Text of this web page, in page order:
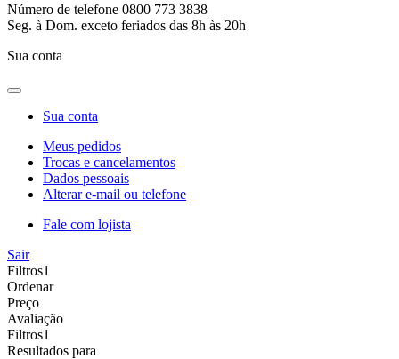
Número de telefone 0800 773 3838
Seg. à Dom. exceto feriados das 8h às 20h
Sua conta
Sua conta
Meus pedidos
Trocas e cancelamentos
Dados pessoais
Alterar e-mail ou telefone
Fale com lojista
Sair
Filtros1
Ordenar
Preço
Avaliação
Filtros1
Resultados para